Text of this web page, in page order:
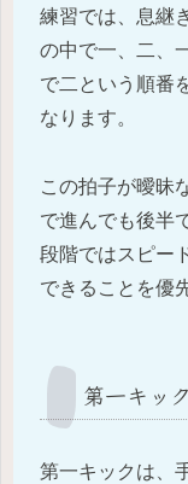
練習では、息継
の中で一、二、
で二という順番
なります。
この拍子が曖昧
で進んでも後半
段階ではスピー
できることを優
第一キック
第一キックは、